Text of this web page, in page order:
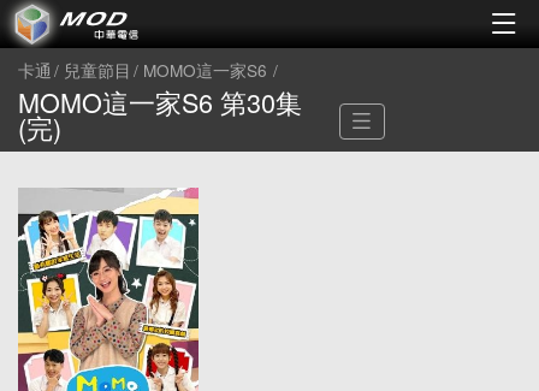
卡通 兒童節目 MOMO這一家S6
MOMO這一家S6 第30集
(完)